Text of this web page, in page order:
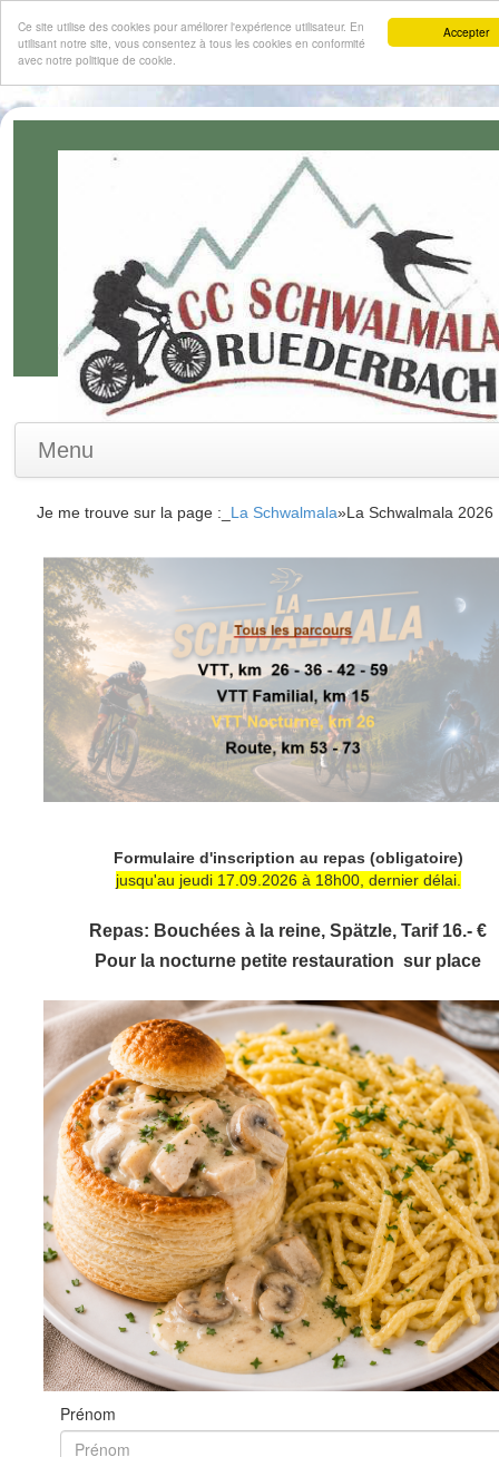
Accepter
Ce site utilise des cookies pour améliorer l'expérience utilisateur. En
utilisant notre site, vous consentez à tous les cookies en conformité
avec notre politique de cookie.
Menu
Je me trouve sur la page :_ La Schwalmala»La Schwalmala 2026
Formulaire d'inscription au repas (obligatoire)
jusqu'au jeudi 17.09.2026 à 18h00, dernier délai.
Repas: Bouchées à la reine, Spätzle, Tarif 16.- €
Pour la nocturne petite restauration sur place